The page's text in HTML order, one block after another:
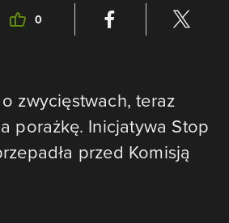
0
zwycięstwach, teraz
porażkę. Inicjatywa Stop
przed Komisją